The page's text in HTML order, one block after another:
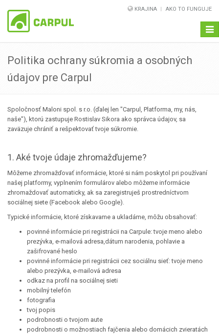
KRAJINA AKO TO FUNGUJE
Politika ochrany súkromia a osobných
údajov pre Carpul
Spoločnosť Maloni spol. s r.o. (ďalej len "Carpul, Platforma, my, nás,
naše"), ktorú zastupuje Rostislav Sikora ako správca údajov, sa
zaväzuje chrániť a rešpektovať tvoje súkromie.
1. Aké tvoje údaje zhromažďujeme?
Môžeme zhromažďovať informácie, ktoré si nám poskytol pri používaní
našej platformy, vyplnením formulárov alebo môžeme informácie
zhromaždovať automaticky, ak sa zaregistruješ prostredníctvom
sociálnej siete (Facebook alebo Google).
Typické informácie, ktoré získavame a ukladáme, môžu obsahovať:
povinné informácie pri registrácii na Carpule: tvoje meno alebo
prezývka, e-mailová adresa,dátum narodenia, pohlavie a
zašifrované heslo
povinné informácie pri registrácii cez sociálnu sieť: tvoje meno
alebo prezývka, e-mailová adresa
odkaz na profil na sociálnej sieti
mobilný telefón
fotografia
tvoj popis
podrobnosti o tvojom aute
podrobnosti o možnostiach fajčenia alebo domácich zvieratách